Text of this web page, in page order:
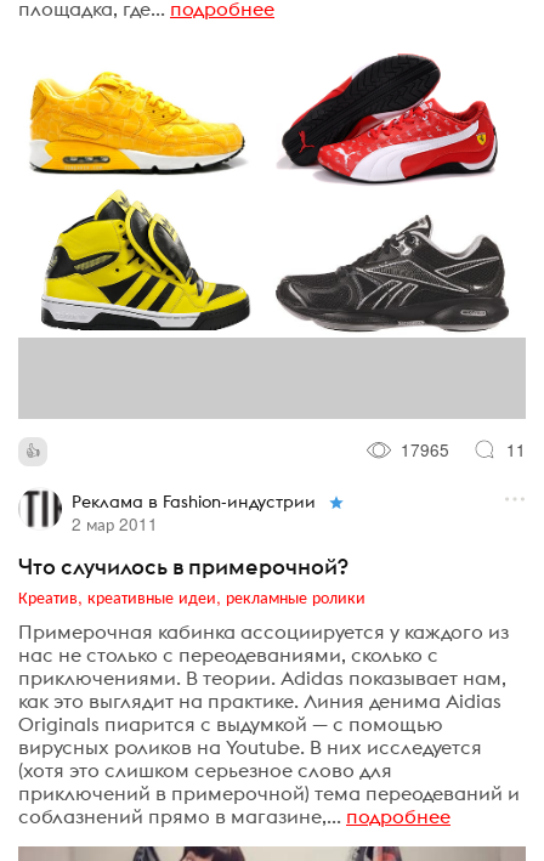
площадка, где... подробнее
17965 11
Реклама в Fashion-индустрии
2 мар 2011
Что случилось в примерочной?
Креатив, креативные идеи, рекламные ролики
Примерочная кабинка ассоциируется у каждого из
нас не столько с переодеваниями, сколько с
приключениями. В теории. Adidas показывает нам,
как это выглядит на практике. Линия денима Aidias
Originals пиарится с выдумкой — с помощью
вирусных роликов на Youtube. В них исследуется
(хотя это слишком серьезное слово для
приключений в примерочной) тема переодеваний и
соблазнений прямо в магазине,... подробнее